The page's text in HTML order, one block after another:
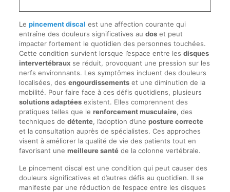
Le pincement discal est une affection courante qui
entraîne des douleurs significatives au doset peut
impacter fortement le quotidien des personnes touchées.
Cette condition survient lorsque l’espace entre les disques
intervertébrauxse réduit, provoquant une pression sur les
nerfs environnants. Les symptômes incluent des douleurs
localisées, des engourdissementset une diminution de la
mobilité. Pour faire face à ces défis quotidiens, plusieurs
solutions adaptéesexistent. Elles comprennent des
pratiques telles que le renforcement musculaire, des
techniques de détente, l’adoption d’une posture correcte
et la consultation auprès de spécialistes. Ces approches
visent à améliorer la qualité de vie des patients tout en
favorisant une meilleure santéde la colonne vertébrale.
Le pincement discal est une condition qui peut causer des
douleurs significatives et d’autres défis au quotidien. Il se
manifeste par une réduction de l’espace entre les disques